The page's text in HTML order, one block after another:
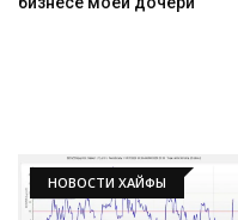
НОВОСТИ ХАЙФЫ